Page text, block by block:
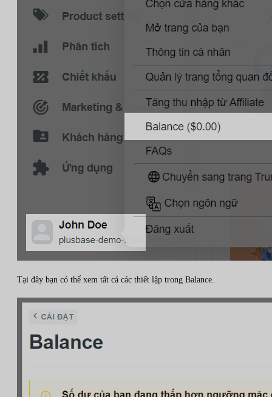
Tại đây bạn có thể xem tất cả các thiết lập trong Balance.